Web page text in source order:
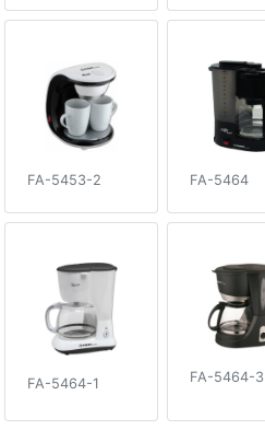
FA-5453-2 FA-5464
FA-5464-1 FA-5464-3